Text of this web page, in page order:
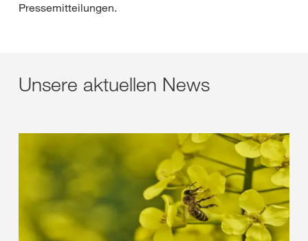
Pressemitteilungen.
Unsere aktuellen News